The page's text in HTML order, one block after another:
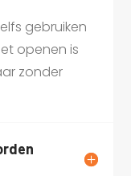
gebruiken
openen is
zonder